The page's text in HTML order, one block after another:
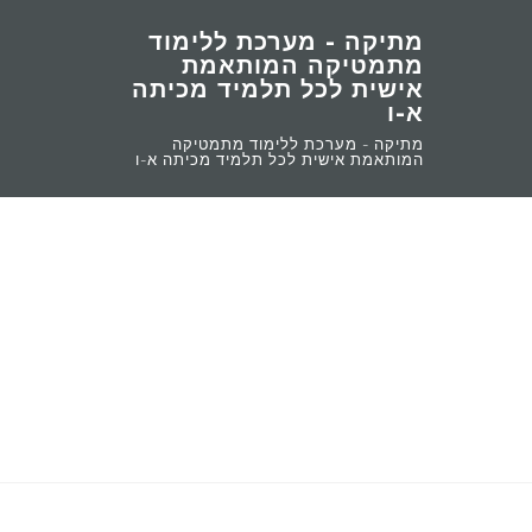
מתיקה - מערכת ללימוד
מתמטיקה המותאמת
אישית לכל תלמיד מכיתה
א-ו
מתיקה - מערכת ללימוד מתמטיקה
המותאמת אישית לכל תלמיד מכיתה א-ו